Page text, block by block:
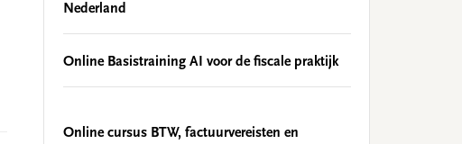
Nederland
Online Basistraining AI voor de fiscale praktijk
Online cursus BTW, factuurvereisten en